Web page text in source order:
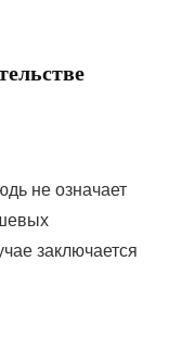
не означает
заключается